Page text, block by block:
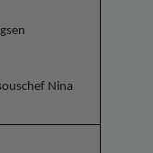
Nina